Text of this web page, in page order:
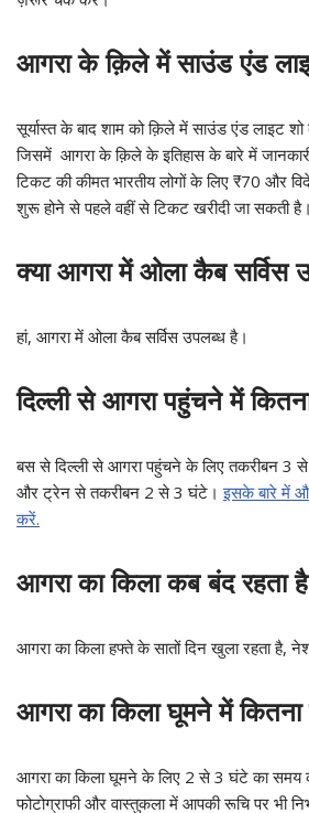
आगरा के क़िले में साउंड एंड
सूर्यास्त के बाद शाम को क़िले में साउंड एंड लाइट शो
जिसमें आगरा के क़िले के इतिहास के बारे में
टिकट की कीमत भारतीय लोगों के लिए ₹70 और
शुरू होने से पहले वहीं से टिकट खरीदी जा सकती है।
क्या आगरा में ओला कैब सर्विस
हां, आगरा में ओला कैब सर्विस उपलब्ध है।
दिल्ली से आगरा पहुंचने में
बस से दिल्ली से आगरा पहुंचने के लिए तकरीबन 3
और ट्रेन से तकरीबन 2 से 3 घंटे।इसके बारे में
करें.
आगरा का किला कब बंद रहता है
आगरा का किला हफ्ते के सातों दिन खुला रहता है,
आगरा का किला घूमने में
आगरा का किला घूमने के लिए 2 से 3 घंटे का समय
फोटोग्राफी और वास्तुकला में आपकी रूचि पर भी